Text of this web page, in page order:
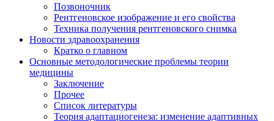
Позвоночник
Рентгеновское изображение и его свойства
Техника получения рентгеновского снимка
Новости здравоохранения
Кратко о главном
Основные методологические проблемы теории
медицины
Заключение
Прочее
Список литературы
Теория адаптациогенеза: изменение адаптивных